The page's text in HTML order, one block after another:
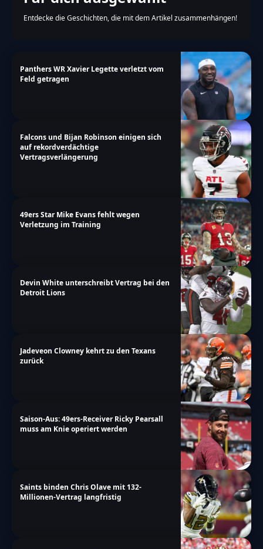
Entdecke die Geschichten, die mit dem Artikel zusammenhängen!
Panthers WR Xavier Legette verletzt vom
Feld getragen
Falcons und Bijan Robinson einigen sich
auf rekordverdächtige
Vertragsverlängerung
49ers Star Mike Evans fehlt wegen
Verletzung im Training
Devin White unterschreibt Vertrag bei den
Detroit Lions
Jadeveon Clowney kehrt zu den Texans
zurück
Saison-Aus: 49ers-Receiver Ricky Pearsall
muss am Knie operiert werden
Saints binden Chris Olave mit 132-
Millionen-Vertrag langfristig